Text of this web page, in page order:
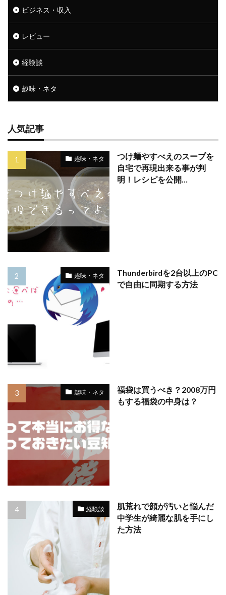
ビジネス・収入
レビュー
経験談
趣味・ネタ
人気記事
趣味・ネタ
つけ麺やすべえのスープを
自宅で再現出来る事が判
明！レシピを公開…
趣味・ネタ
Thunderbirdを2台以上のPC
で自由に同期する方法
趣味・ネタ
福袋は買うべき？2008万円
もする福袋の中身は？
経験談
肌荒れで顔が汚いと悩んだ
中学生が綺麗な肌を手にし
た方法